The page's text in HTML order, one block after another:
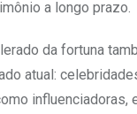
a longo prazo.
da fortuna
atual:
influenciadoras,